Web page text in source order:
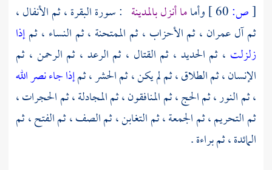
[ص: وأماما أنزلبالمدينة : سورة البقرة ، ثم الأنفال ،
ثم آل عمران ، ثم الأحزاب ، ثم الممتحنة ، ثم النساء ، ثمإذا
زلزلت ، ثم الحديد ، ثم القتال ، ثم الرعد ، ثم الرحمن ، ثم
الإنسان ، ثم الطلاق ، ثم لم يكن ، ثم الحشر ، ثمإذا جاء نصر الله
، ثم النور ، ثم الحج ، ثم المنافقون ، ثم المجادلة ، ثم الحجرات ،
ثم التحريم ، ثم الجمعة ، ثم التغابن ، ثم الصف ، ثم الفتح ، ثم
المائدة ، ثم براءة .